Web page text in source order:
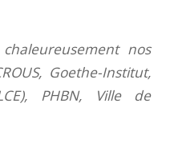
nos
Goethe-Institut,
PHBN, Ville de